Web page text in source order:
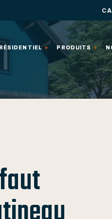
RÉSIDENTIEL PRODUITS
RÉSIDENTIEL PRODUITS